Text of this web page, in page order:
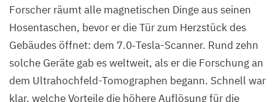
Forscher räumt alle magnetischen Dinge aus seinen
Hosentaschen, bevor er die Tür zum Herzstück des
Gebäudes öffnet: dem 7.0‑Tesla-Scanner. Rund zehn
solche Geräte gab es weltweit, als er die Forschung an
dem Ultrahochfeld-Tomographen begann. Schnell war
klar, welche Vorteile die höhere Auflösung für die